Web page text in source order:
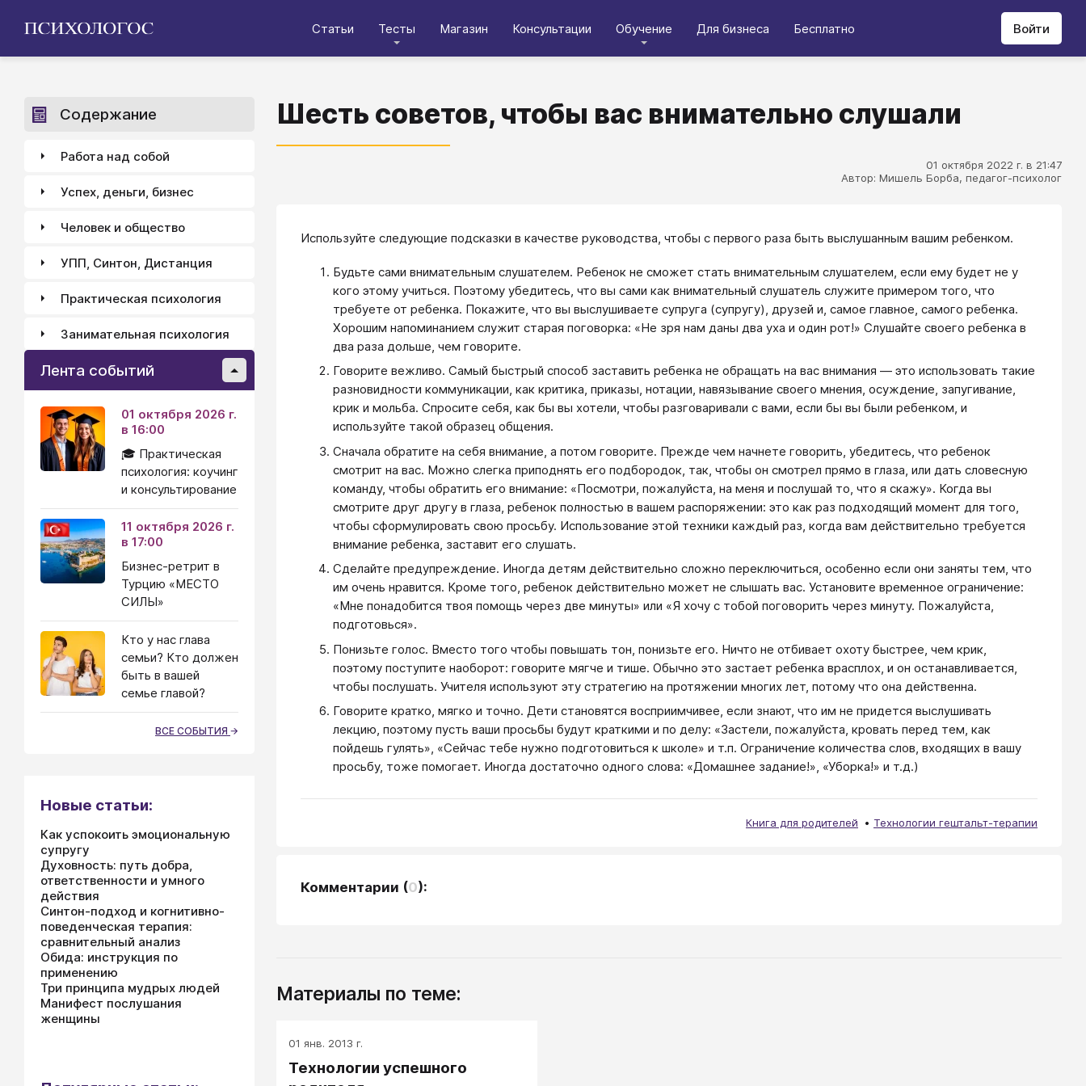
Статьи Тесты Магазин Консультации Обучение Для бизнеса Бесплатно Войти
Шесть советов, чтобы вас внимательно слушали
01 октября 2022 г. в 21:47
Автор: Мишель Борба, педагог-психолог
Используйте следующие подсказки в качестве руководства, чтобы с первого раза быть выслушанным вашим ребенком.
Будьте сами внимательным слушателем. Ребенок не сможет стать внимательным слушателем, если ему будет не у
кого этому учиться. Поэтому убедитесь, что вы сами как внимательный слушатель служите примером того, что
требуете от ребенка. Покажите, что вы выслушиваете супруга (супругу), друзей и, самое главное, самого ребенка.
Хорошим напоминанием служит старая поговорка: «Не зря нам даны два уха и один рот!» Слушайте своего ребенка в
два раза дольше, чем говорите.
Говорите вежливо. Самый быстрый способ заставить ребенка не обращать на вас внимания ― это использовать такие
разновидности коммуникации, как критика, приказы, нотации, навязывание своего мнения, осуждение, запугивание,
крик и мольба. Спросите себя, как бы вы хотели, чтобы разговаривали с вами, если бы вы были ребенком, и
используйте такой образец общения.
Сначала обратите на себя внимание, а потом говорите. Прежде чем начнете говорить, убедитесь, что ребенок
смотрит на вас. Можно слегка приподнять его подбородок, так, чтобы он смотрел прямо в глаза, или дать словесную
команду, чтобы обратить его внимание: «Посмотри, пожалуйста, на меня и послушай то, что я скажу». Когда вы
смотрите друг другу в глаза, ребенок полностью в вашем распоряжении: это как раз подходящий момент для того,
чтобы сформулировать свою просьбу. Использование этой техники каждый раз, когда вам действительно требуется
внимание ребенка, заставит его слушать.
Сделайте предупреждение. Иногда детям действительно сложно переключиться, особенно если они заняты тем, что
им очень нравится. Кроме того, ребенок действительно может не слышать вас. Установите временное ограничение:
«Мне понадобится твоя помощь через две минуты» или «Я хочу с тобой поговорить через минуту. Пожалуйста,
подготовься».
Понизьте голос. Вместо того чтобы повышать тон, понизьте его. Ничто не отбивает охоту быстрее, чем крик,
поэтому поступите наоборот: говорите мягче и тише. Обычно это застает ребенка врасплох, и он останавливается,
чтобы послушать. Учителя используют эту стратегию на протяжении многих лет, потому что она действенна.
Говорите кратко, мягко и точно. Дети становятся восприимчивее, если знают, что им не придется выслушивать
лекцию, поэтому пусть ваши просьбы будут краткими и по делу: «Застели, пожалуйста, кровать перед тем, как
пойдешь гулять», «Сейчас тебе нужно подготовиться к школе» и т.п. Ограничение количества слов, входящих в вашу
просьбу, тоже помогает. Иногда достаточно одного слова: «Домашнее задание!», «Уборка!» и т.д.)
Книга для родителей Технологии гештальт-терапии
Комментарии (0):
Материалы по теме:
01 янв. 2013 г.
Технологии успешного
Содержание
Работа над собой
Успех, деньги, бизнес
Человек и общество
УПП, Синтон, Дистанция
Практическая психология
Занимательная психология
Лента событий
01 октября 2026 г.
в 16:00
🎓 Практическая
психология: коучинг
и консультирование
11 октября 2026 г.
в 17:00
Бизнес-ретрит в
Турцию «МЕСТО
СИЛЫ»
Кто у нас глава
семьи? Кто должен
быть в вашей
семье главой?
ВСЕ СОБЫТИЯ
Новые статьи:
Как успокоить эмоциональную
супругу
Духовность: путь добра,
ответственности и умного
действия
Синтон-подход и когнитивно-
поведенческая терапия:
сравнительный анализ
Обида: инструкция по
применению
Три принципа мудрых людей
Манифест послушания
женщины